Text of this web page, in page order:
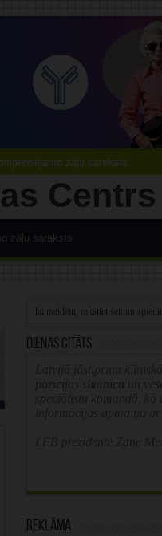
zāļu saraksts
zāļu saraksts
Dienas citāts
Reklāma